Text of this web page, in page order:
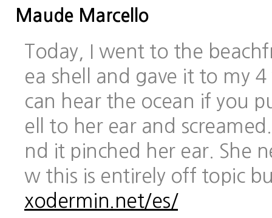
Maude Marcello
Today, I went to the
ea shell and gave it to my
can hear the ocean if you
ell to her ear and
nd it pinched her ear. She
w this is entirely off topic
xodermin.net/es/